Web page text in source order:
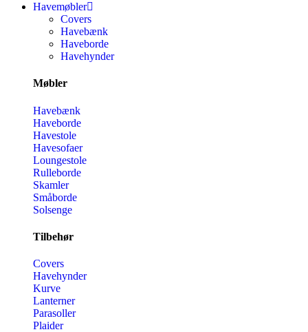
Havemøbler
Covers
Havebænk
Haveborde
Havehynder
Møbler
Havebænk
Haveborde
Havestole
Havesofaer
Loungestole
Rulleborde
Skamler
Småborde
Solsenge
Tilbehør
Covers
Havehynder
Kurve
Lanterner
Parasoller
Plaider